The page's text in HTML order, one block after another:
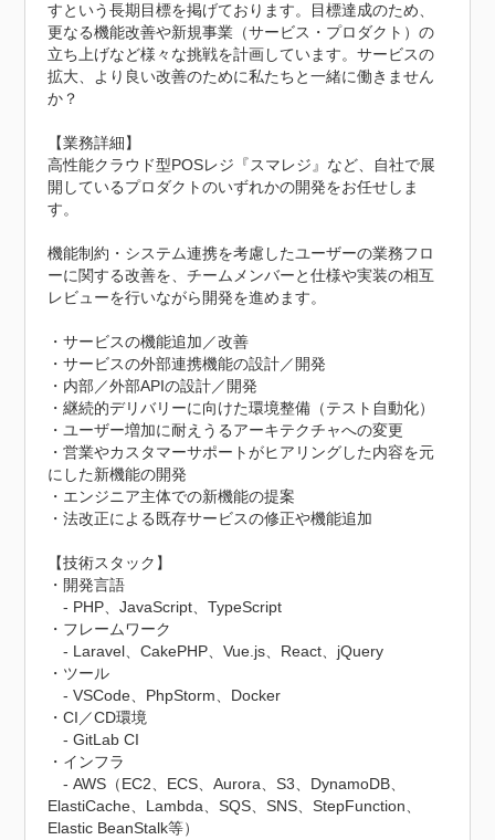
すという長期目標を掲げております。目標達成のため、
更なる機能改善や新規事業（サービス・プロダクト）の
立ち上げなど様々な挑戦を計画しています。サービスの
拡大、より良い改善のために私たちと一緒に働きません
か？
【業務詳細】
高性能クラウド型POSレジ『スマレジ』など、自社で展
開しているプロダクトのいずれかの開発をお任せしま
す。
機能制約・システム連携を考慮したユーザーの業務フロ
ーに関する改善を、チームメンバーと仕様や実装の相互
レビューを行いながら開発を進めます。
・サービスの機能追加／改善
・サービスの外部連携機能の設計／開発
・内部／外部APIの設計／開発
・継続的デリバリーに向けた環境整備（テスト自動化）
・ユーザー増加に耐えうるアーキテクチャへの変更
・営業やカスタマーサポートがヒアリングした内容を元
にした新機能の開発
・エンジニア主体での新機能の提案
・法改正による既存サービスの修正や機能追加
【技術スタック】
・開発言語
- PHP、JavaScript、TypeScript
・フレームワーク
- Laravel、CakePHP、Vue.js、React、jQuery
・ツール
- VSCode、PhpStorm、Docker
・CI／CD環境
- GitLab CI
・インフラ
- AWS（EC2、ECS、Aurora、S3、DynamoDB、
ElastiCache、Lambda、SQS、SNS、StepFunction、
Elastic BeanStalk等）